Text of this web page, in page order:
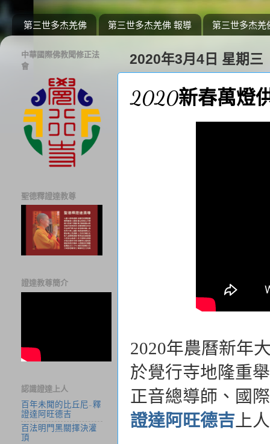
第三世多杰羌佛 第三世多杰羌佛 報導 第三世多杰羌
2020年3月4日 星期三
2020新春萬燈
2020年農曆新年
於覺行寺地隆重
正音總導師、國
證達阿旺德吉上
中華國際佛教聞修正法
會
聖德釋證達教尊
證達教尊簡介
認識證達上人
百年未聞的比丘尼-釋
證達阿旺德吉
百法明門黑關擇決灌
頂